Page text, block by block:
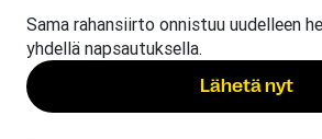
Sama rahansiirto onnistuu uudelleen
yhdellä napsautuksella.
Lähetä nyt